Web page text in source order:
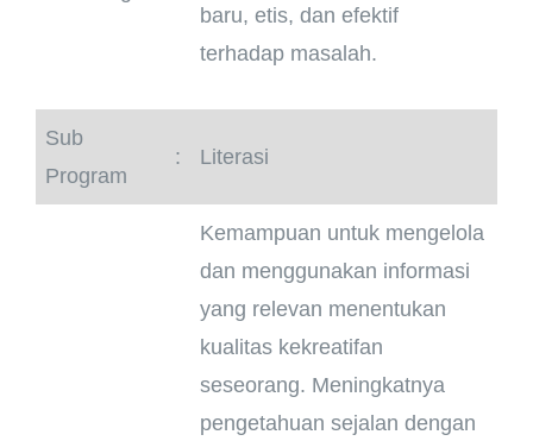
baru, etis, dan efektif
terhadap masalah.
Sub
Program
: Literasi
Kemampuan untuk mengelola
dan menggunakan informasi
yang relevan menentukan
kualitas kekreatifan
seseorang. Meningkatnya
pengetahuan sejalan dengan